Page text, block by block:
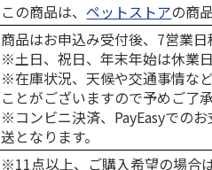
この商品は、ペットストアの商
商品はお申込み受付後、7営業日
※土日、祝日、年末年始は休業日
※在庫状況、天候や交通事情な
ことがございますので予めご了
※コンビニ決済、PayEasyでの
送となります。
※11点以上、ご購入希望の場合